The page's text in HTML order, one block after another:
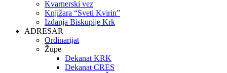
Kvarnerski vez
Knjižara “Sveti Kvirin”
Izdanja Biskupije Krk
ADRESAR
Ordinarijat
Župe
Dekanat KRK
Dekanat CRES